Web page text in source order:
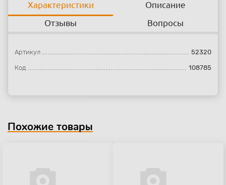
Характеристики
Описание
Отзывы
Вопросы
Артикул 52320
Код 108785
Похожие товары